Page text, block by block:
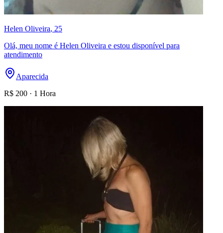
Helen Oliveira, 25
Olá, meu nome é Helen Oliveira e estou disponível para
atendimento
Aparecida
R$ 200 · 1 Hora